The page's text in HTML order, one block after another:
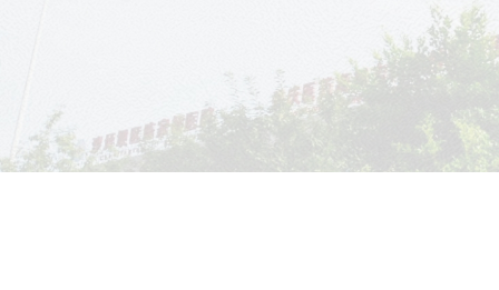
骨质疏松症；肥胖症、痛风与高尿酸血
压如原发性醛固酮增多症、库欣综合征
疾病等。